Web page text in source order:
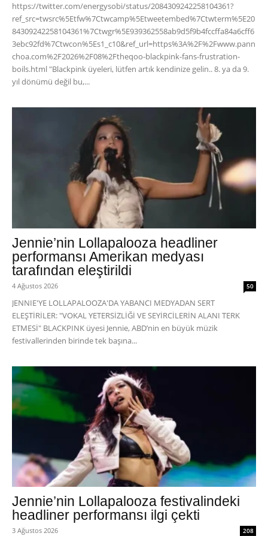
https://twitter.com/energysobi/status/2084309242258104361?
ref_src=twsrc%5Etfw%7Ctwcamp%5Etweetembed%7Ctwterm%5E20
84309242258104361%7Ctwgr%5E939362558ab9d5f9b4fccffa84a6cff6
3ebc92fd%7Ctwcon%5Es1_c10&ref_url=https%3A%2F%2Fwww.pann
choa.com%2F2026%2F08%2Ftheqoo-blackpink-fans-frustration-
boils.html "Blackpink üyeleri, lütfen artık kendinize gelin.. 8. ya da 9.
yıl dönümü değil bu,...
Jennie’nin Lollapalooza headliner
performansı Amerikan medyası
tarafından eleştirildi
4 Ağustos 2026 50
JENNIE'YE LOLLAPALOOZA'DA YABANCI MEDYADAN SERT
ELEŞTİRİLER: "VOKAL YETERSİZLİĞİ VE SEYİRCİLERİN ALANI TERK
ETMESİ" BLACKPINK üyesi Jennie, ABD’nin en büyük müzik
festivallerinden birinde tek başına...
Jennie’nin Lollapalooza festivalindeki
headliner performansı ilgi çekti
3 Ağustos 2026 208